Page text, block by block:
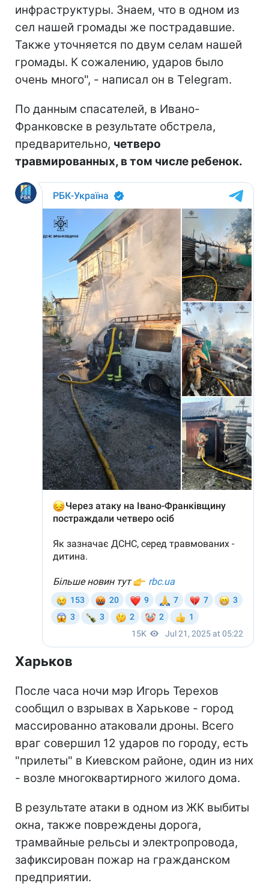
инфраструктуры. Знаем, что в одном из
сел нашей громады же пострадавшие.
Также уточняется по двум селам нашей
громады. К сожалению, ударов было
очень много", - написал он в Тelegram.
По данным спасателей, в Ивано-
Франковске в результате обстрела,
предварительно, четверо
травмированных, в том числе ребенок.
Харьков
После часа ночи мэр Игорь Терехов
сообщил о взрывах в Харькове - город
массированно атаковали дроны. Всего
враг совершил 12 ударов по городу, есть
"прилеты" в Киевском районе, один из них
- возле многоквартирного жилого дома.
В результате атаки в одном из ЖК выбиты
окна, также повреждены дорога,
трамвайные рельсы и электропровода,
зафиксирован пожар на гражданском
предприятии.